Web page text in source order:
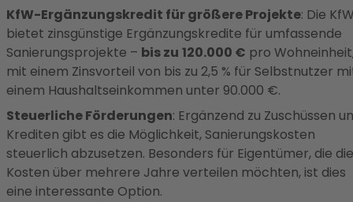
KfW-Ergänzungskredit für größere Projekte: Die
bietet zinsgünstige Ergänzungskredite für umfassende
Sanierungsprojekte – bis zu 120.000 € pro
mit einem Zinsvorteil von bis zu 2,5 % für Selbstnutzer
einem Haushaltseinkommen unter 90.000 €.
Steuerliche Förderungen: Ergänzend zu Zuschüssen
Krediten gibt es die Möglichkeit, Sanierungskosten
steuerlich abzusetzen. Besonders für Eigentümer, die die
Kosten über mehrere Jahre verteilen möchten, ist dies
eine interessante Option.